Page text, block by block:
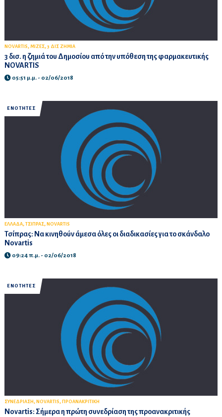
NOVARTIS, ΜΙΖΕΣ, 3 ΔΙΣ ΖΗΜΙΑ
3 δισ. η ζημιά του Δημοσίου από την υπόθεση της φαρμακευτικής
NOVARTIS
05:51 μ.μ. - 02/06/2018
ΕΝΟΤΗΤΕΣ
ΕΛΛΑΔΑ, ΤΣΙΠΡΑΣ, NOVARTIS
Τσίπρας: Να κινηθούν άμεσα όλες οι διαδικασίες για το σκάνδαλο
Novartis
09:24 π.μ. - 02/06/2018
ΕΝΟΤΗΤΕΣ
ΣΥΝΕΔΡΙΑΣΗ , NOVARTIS, ΠΡΟΑΝΑΚΡΙΤΙΚΗ
Novartis: Σήμερα η πρώτη συνεδρίαση της προανακριτικής